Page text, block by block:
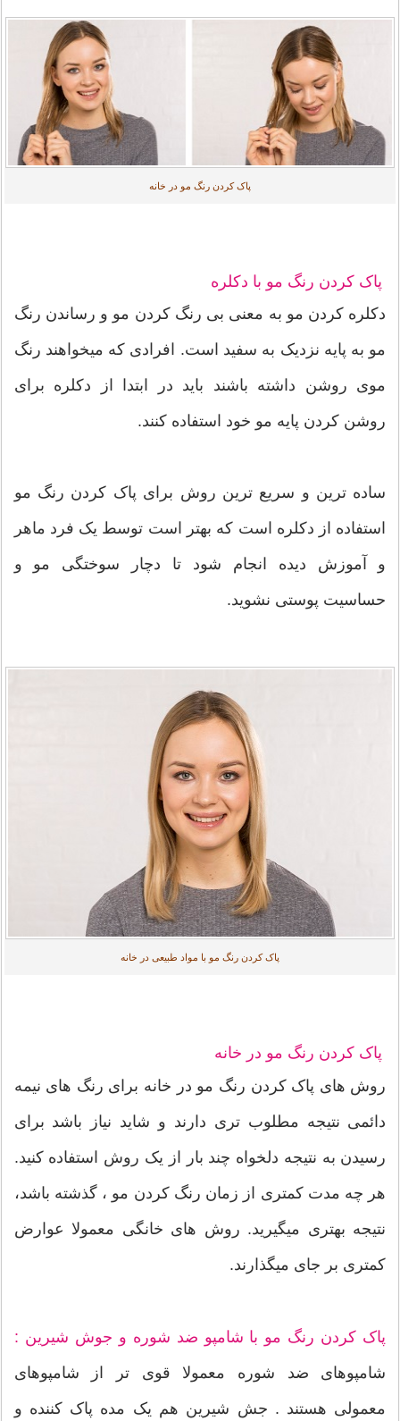
پاک کردن رنگ مو در خانه
پاک کردن رنگ مو با دکلره
دکلره کردن مو به معنی بی رنگ کردن مو و رساندن رنگ
مو به پایه نزدیک به سفید است. افرادی که میخواهند رنگ
موی روشن داشته باشند باید در ابتدا از دکلره برای
روشن کردن پایه مو خود استفاده کنند.
ساده ترین و سریع ترین روش برای پاک کردن رنگ مو
استفاده از دکلره است که بهتر است توسط یک فرد ماهر
و آموزش دیده انجام شود تا دچار سوختگی مو و
حساسیت پوستی نشوید.
پاک کردن رنگ مو با مواد طبیعی در خانه
پاک کردن رنگ مو در خانه
روش های پاک کردن رنگ مو در خانه برای رنگ های نیمه
دائمی نتیجه مطلوب تری دارند و شاید نیاز باشد برای
رسیدن به نتیجه دلخواه چند بار از یک روش استفاده کنید.
هر چه مدت کمتری از زمان رنگ کردن مو ، گذشته باشد،
نتیجه بهتری میگیرید. روش های خانگی معمولا عوارض
کمتری بر جای میگذارند.
پاک کردن رنگ مو با شامپو ضد شوره و جوش شیرین :
شامپوهای ضد شوره معمولا قوی تر از شامپوهای
معمولی هستند . جش شیرین هم یک مده پاک کننده و